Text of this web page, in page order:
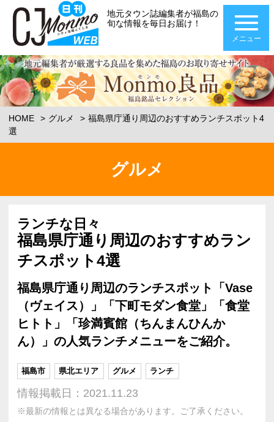
地元タウン誌編集者が福島の
旬な情報を毎日お届け！
メニュー
HOME グルメ
福島県庁通り周辺のおすすめランチスポット4
選
グルメ
ランチな日々
福島県庁通り周辺のおすすめラン
チスポット4選
福島県庁通り周辺のランチスポット「Vase
（ヴェイス）」「下町モダン食堂」「食堂
ヒトト」「珍満賓館（ちんまんひんか
ん）」の人気ランチメニューをご紹介。
福島市 県北エリア グルメ ランチ
情報掲載日：2021.11.23
※最新の情報とは異なる場合があります。ご了承ください。